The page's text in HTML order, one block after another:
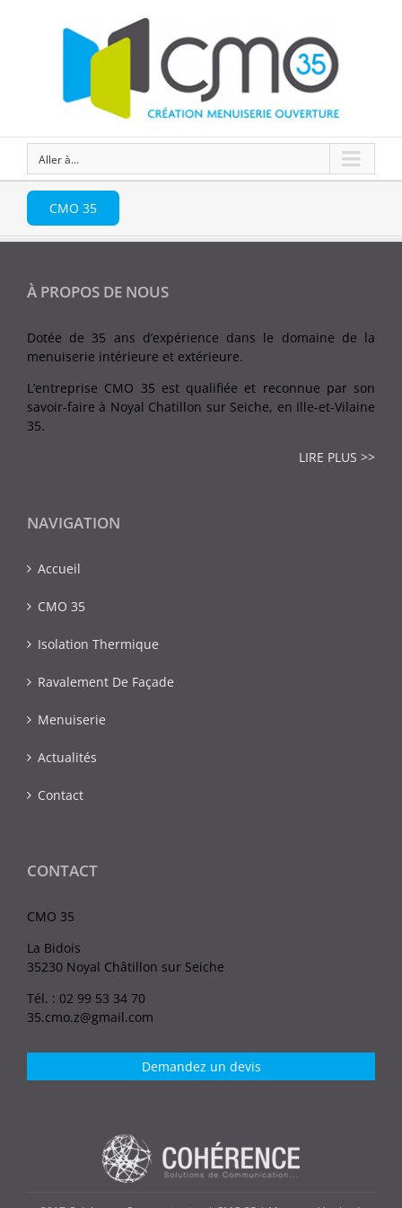
Aller à...
CMO 35
À PROPOS DE NOUS
Dotée de 35 ans d’expérience dans le domaine de la
menuiserie intérieure et extérieure.
L’entreprise CMO 35 est qualifiée et reconnue par son
savoir-faire à Noyal Chatillon sur Seiche, en Ille-et-Vilaine
35.
LIRE PLUS >>
NAVIGATION
Accueil
CMO 35
Isolation Thermique
Ravalement De Façade
Menuiserie
Actualités
Contact
CONTACT
CMO 35
La Bidois
35230 Noyal Châtillon sur Seiche
Tél. : 02 99 53 34 70
35.cmo.z@gmail.com
Demandez un devis